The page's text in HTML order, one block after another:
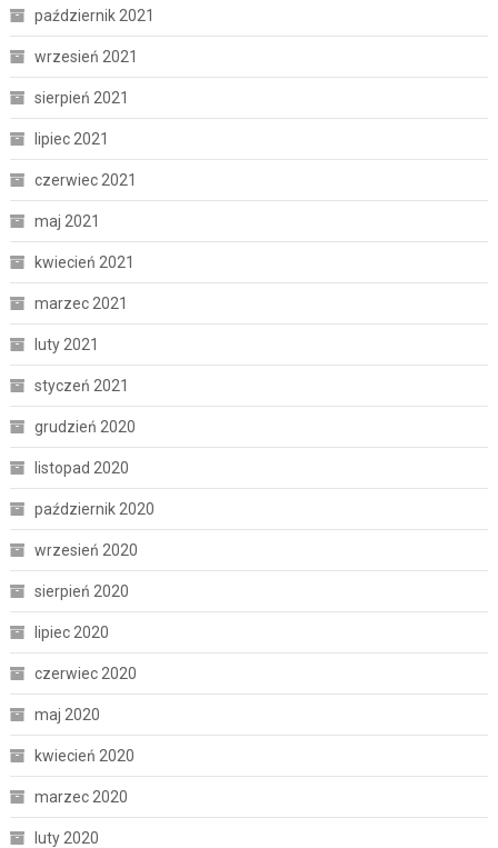
październik 2021
wrzesień 2021
sierpień 2021
lipiec 2021
czerwiec 2021
maj 2021
kwiecień 2021
marzec 2021
luty 2021
styczeń 2021
grudzień 2020
listopad 2020
październik 2020
wrzesień 2020
sierpień 2020
lipiec 2020
czerwiec 2020
maj 2020
kwiecień 2020
marzec 2020
luty 2020